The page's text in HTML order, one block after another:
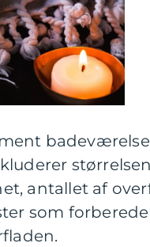
antallet af
som